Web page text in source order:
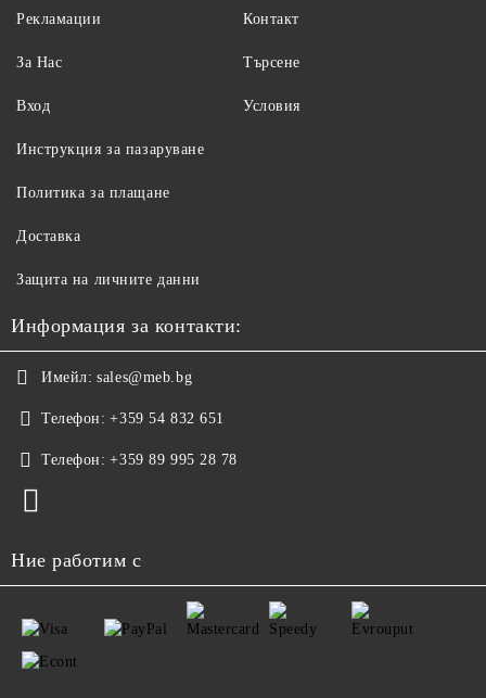
Рекламации
За Нас
Вход
Контакт
Търсене
Условия
Инструкция за пазаруване
Политика за плащане
Доставка
Защита на личните данни
Информация за контакти:
Имейл: sales@meb.bg
Телефон: +359 54 832 651
Телефон: +359 89 995 28 78
Ние работим с